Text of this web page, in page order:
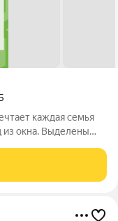
каждая семья
из окна. Выделены
найдётся место,